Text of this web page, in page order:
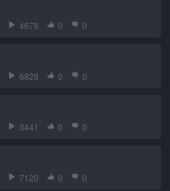
4678 0 0
6828 0 0
3441 0 0
7120 0 0